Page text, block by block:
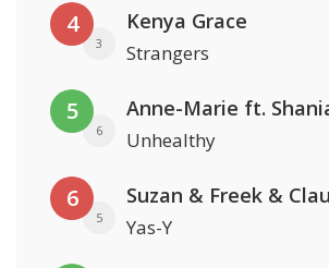
4
3
Kenya Grace
Strangers
5
6
Anne-Marie ft.
Unhealthy
6
5
Suzan & Freek &
Yas-Y